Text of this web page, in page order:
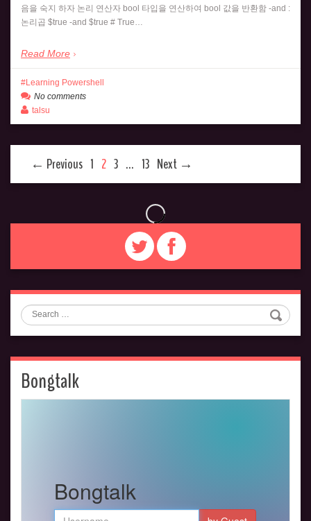
음을 숙지 하자 논리 연산자 bool 타입을 연산하여 bool 값을 반환함 -and :
논리곱 $true -and $true # True…
Read More
Learning Powershell
No comments
talsu
← Previous 1 2 3 … 13 Next →
Search
Bongtalk